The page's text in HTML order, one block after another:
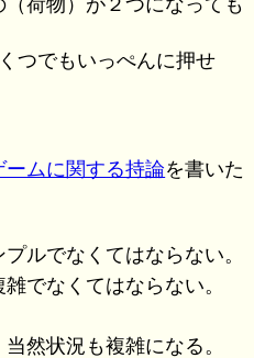
つでもいっぺんに押せ
ームに関する持論を書いた
ルでなくてはならない。
でなくてはならない。
然状況も複雑になる。